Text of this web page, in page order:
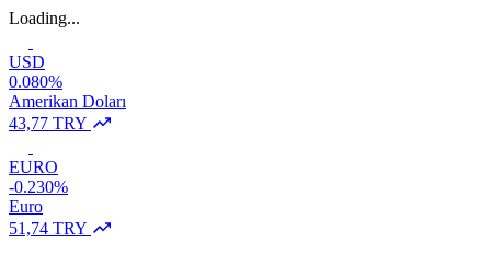
Loading...
USD
0.080%
Amerikan Doları
43,77 TRY
EURO
-0.230%
Euro
51,74 TRY